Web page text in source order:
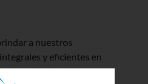
a nuestros
y eficientes en
luz, climatización y